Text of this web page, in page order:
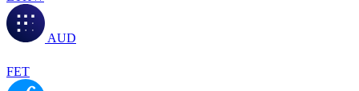
AUD
FET